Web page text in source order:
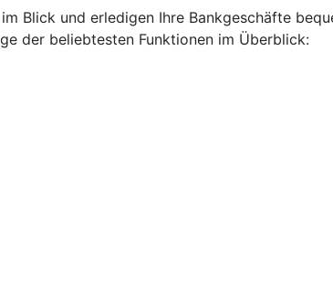
Blick und erledigen Ihre Bankgeschäfte
der beliebtesten Funktionen im Überblick: